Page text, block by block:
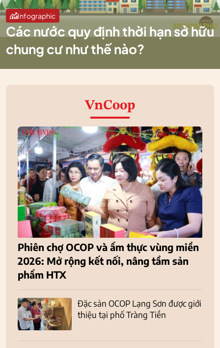
Infographic
Các nước quy định thời hạn sở hữu
chung cư như thế nào?
VnCoop
Phiên chợ OCOP và ẩm thực vùng miền
2026: Mở rộng kết nối, nâng tầm sản
phẩm HTX
Đặc sản OCOP Lạng Sơn được giới
thiệu tại phố Tràng Tiền